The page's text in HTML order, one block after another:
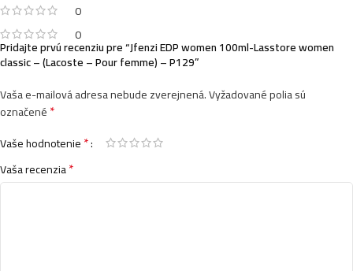
0
0
Pridajte prvú recenziu pre “Jfenzi EDP women 100ml-Lasstore women
classic – (Lacoste – Pour femme) – P129”
Vaša e-mailová adresa nebude zverejnená.Vyžadované polia sú
označené*
Vaše hodnotenie*
Vaša recenzia*